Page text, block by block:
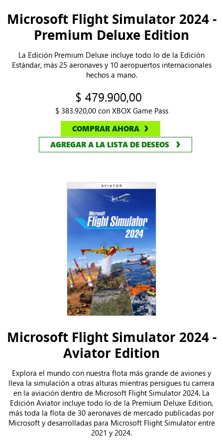
Microsoft Flight Simulator 2024 -
Premium Deluxe Edition
La Edición Premium Deluxe incluye todo lo de la Edición
Estándar, más 25 aeronaves y 10 aeropuertos internacionales
$ 479.900,00
$ 383.920,00 con XBOX Game Pass
COMPRAR AHORA
Microsoft Flight Simulator 2024 -
Aviator Edition
Explora el mundo con nuestra flota más grande de aviones y
lleva la simulación a otras alturas mientras persigues tu carrera
en la aviación dentro de Microsoft Flight Simulator 2024. La
Edición Aviator incluye todo lo de la Premium Deluxe Edition,
más toda la flota de 30 aeronaves de mercado publicadas por
Microsoft y desarrolladas para Microsoft Flight Simulator entre